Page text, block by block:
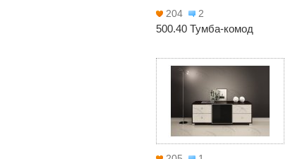
204 2
500.40 Тумба-комод